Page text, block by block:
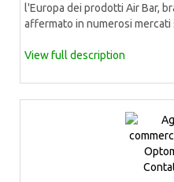
l'Europa dei prodotti Air Bar,
affermato in numerosi mercati
View full description